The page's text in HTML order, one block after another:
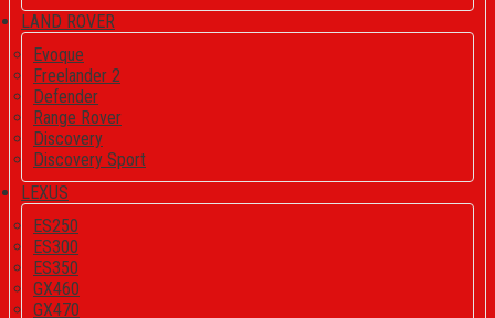
LAND ROVER
Evoque
Freelander 2
Defender
Range Rover
Discovery
Discovery Sport
LEXUS
ES250
ES300
ES350
GX460
GX470